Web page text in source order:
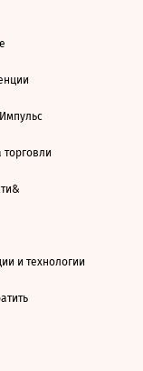
торговли
и технологии